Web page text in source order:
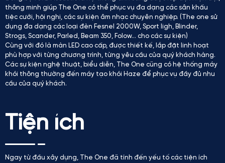
thông minh giúp The One có thể phục vụ đa dạng các sân khấu
tiệc cưới, hội nghị, các sự kiện âm nhạc chuyên nghiệp. (The one sử
dụng đa dạng các loại đèn Fesnel 2000W, Sport ligh, Blinder,
Strogs, Scander, Parled, Beam 350, Folow… cho các sự kiện)
Cùng với đó là màn LED cao cấp, được thiết kế, lắp đặt linh hoạt
phù hợp với từng chương trình, từng yêu cầu của quý khách hàng.
Các sự kiện nghệ thuật, biểu diễn, The One cũng có hệ thống máy
khói thông thường đến máy tạo khói Haze để phục vụ đầy đủ nhu
cầu của quý khách.
Tiện ích
Ngay từ đầu xây dựng, The One đã tính đến yếu tố các tiện ích